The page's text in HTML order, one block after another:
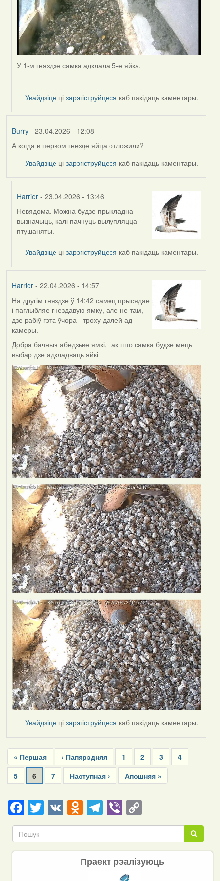
У 1-м гняздзе самка адклала 5-е яйка.
Увайдзіце цізарэгіструйцеся каб пакідаць каментары.
Burry- 23.04.2026 - 12:08
А когда в первом гнезде яйца отложили?
Увайдзіце цізарэгіструйцеся каб пакідаць каментары.
Harrier - 23.04.2026 - 13:46
In
reply
to
Burry
Невядома. Можна будзе прыкладна
вызначыць, калі пачнуць вылупляцца
птушаняты.
Увайдзіце цізарэгіструйцеся каб пакідаць каментары.
Harrier- 22.04.2026 - 14:57
На другім гняздзе ў 14:42 самец прысядае
і паглыбляе гнездавую ямку, але не там,
дзе рабіў гэта ўчора - троху далей ад
камеры.
Добра бачныя абедзьве ямкі, так што самка будзе мець
выбар дзе адкладваць яйкі
Увайдзіце цізарэгіструйцеся каб пакідаць каментары.
Pagination
First
page
« Першая
Previous
page
‹ Папярэдняя Page
1 Page
2 Page
3 Page
4
Page
5
Current
page
6 Page
7
Next
page
Наступная ›
Last
page
Апошняя »
Facebook
Twitter
VKOdnoklassniki
Telegram
ViberCopy
Link Пошук
Пошук
Праект рэалізуюць